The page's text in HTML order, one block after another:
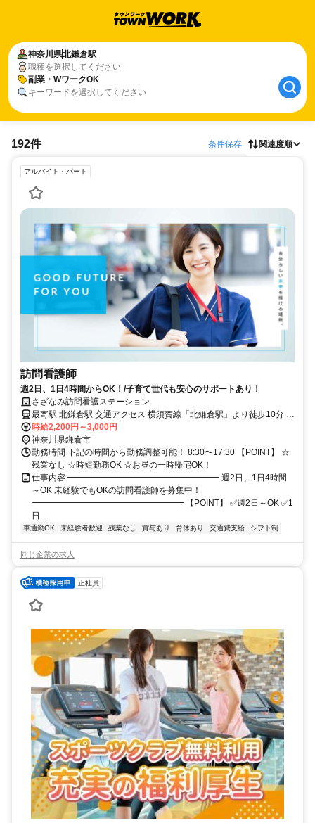
神奈川県北鎌倉駅
職種を選択してください
副業・WワークOK
キーワードを選択してください
192件 条件保存 関連度順
アルバイト・パート
訪問看護師
週2日、1日4時間からOK！/子育て世代も安心のサポートあり！
さざなみ訪問看護ステーション
最寄駅 北鎌倉駅 交通アクセス 横須賀線「北鎌倉駅」より徒歩10分 ☆
社用車1人1台支給！直行直帰OKです
時給2,200円～3,000円
神奈川県鎌倉市
勤務時間 下記の時間から勤務調整可能！ 8:30〜17:30 【POINT】 ☆
残業なし ☆時短勤務OK ☆お昼の一時帰宅OK！
仕事内容 ━━━━━━━━━━━━━━━━━━ 週2日、1日4時間
～OK 未経験でもOKの訪問看護師を募集中！
━━━━━━━━━━━━━━━━━━ 【POINT】 ✅週2日～OK ✅1
日...
車通勤OK 未経験者歓迎 残業なし 賞与あり 育休あり 交通費支給 シフト制
同じ企業の求人
正社員